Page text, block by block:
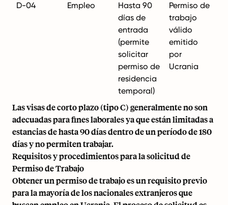
D-04 Empleo
Hasta 90
días de
entrada
(permite
solicitar
permiso de
residencia
temporal)
Permiso de
trabajo
válido
emitido
por
Ucrania
Las visas de corto plazo (tipo C) generalmente no son
adecuadas para fines laborales ya que están limitadas a
estancias de hasta 90 días dentro de un período de 180
días y no permiten trabajar.
Requisitos y procedimientos para la solicitud de
Permiso de Trabajo
Obtener un permiso de trabajo es un requisito previo
para la mayoría de los nacionales extranjeros que